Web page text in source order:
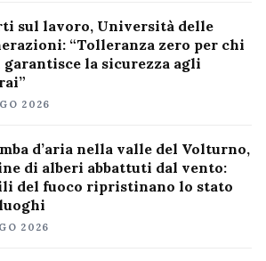
sul lavoro, Università delle
“Tolleranza zero per chi
garantisce la sicurezza agli
2026
d’aria nella valle del Volturno,
di alberi abbattuti dal vento:
del fuoco ripristinano lo stato
2026